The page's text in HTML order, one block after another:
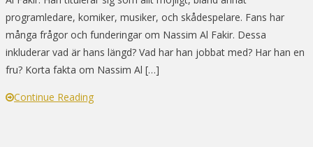
programledare, komiker, musiker, och skådespelare. Fans har
många frågor och funderingar om Nassim Al Fakir. Dessa
inkluderar vad är hans längd? Vad har han jobbat med? Har han en
fru? Korta fakta om Nassim Al […]
Continue Reading